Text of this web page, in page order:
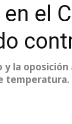
el
y la
temperatura.